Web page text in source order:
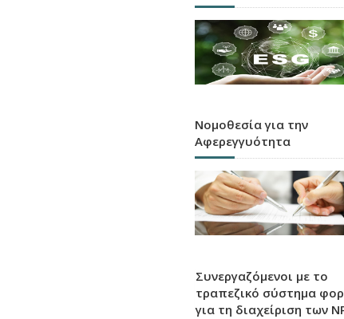
Νομοθεσία για την
Αφερεγγυότητα
Συνεργαζόμενοι με το
τραπεζικό σύστημα
για τη διαχείριση των